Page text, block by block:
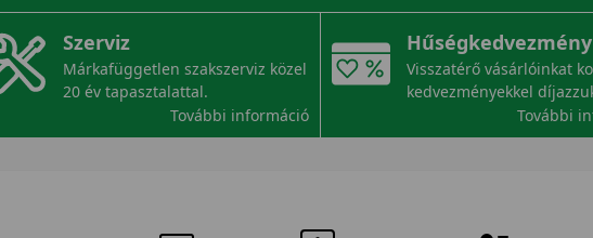
Szerviz
Márkafüggetlen szakszerviz közel
20 év tapasztalattal.
További információ
Hűségkedvezmény
Visszatérő vásárlóinkat
kedvezményekkel
További